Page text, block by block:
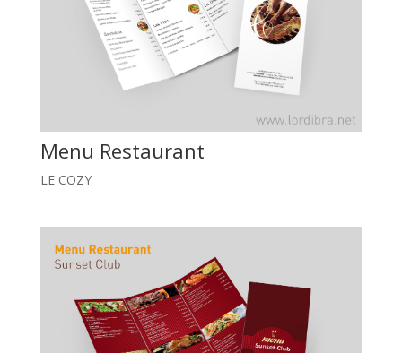
Menu Restaurant
LE COZY